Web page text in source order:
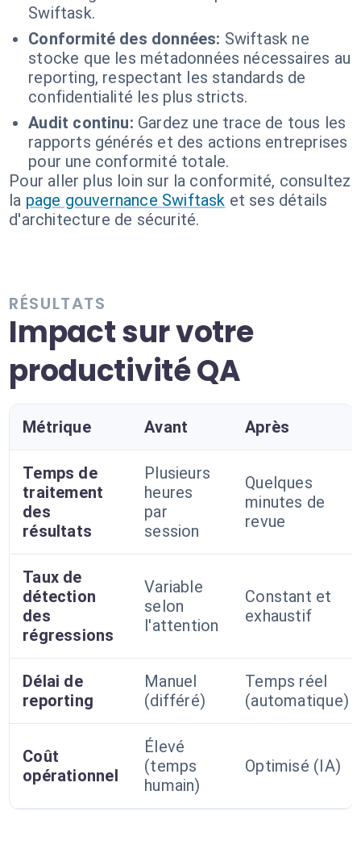
Swiftask.
Conformité des données: Swiftask ne
stocke que les métadonnées nécessaires au
reporting, respectant les standards de
confidentialité les plus stricts.
Audit continu: Gardez une trace de tous les
rapports générés et des actions entreprises
pour une conformité totale.
Pour aller plus loin sur la conformité, consultez
la page gouvernance Swiftask et ses détails
d'architecture de sécurité.
RÉSULTATS
Impact sur votre
productivité QA
Métrique Avant Après
Temps de
traitement
des
résultats
Plusieurs
heures
par
session
Quelques
minutes de
revue
Taux de
détection
des
régressions
Variable
selon
l'attention
Constant et
exhaustif
Délai de
reporting
Manuel
(différé)
Temps réel
(automatique)
Coût
opérationnel
Élevé
(temps
humain)
Optimisé (IA)